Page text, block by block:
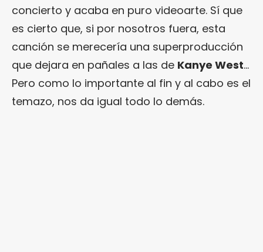
concierto y acaba en puro videoarte. Sí que
es cierto que, si por nosotros fuera, esta
canción se merecería una superproducción
que dejara en pañales a las de Kanye West…
Pero como lo importante al fin y al cabo es el
temazo, nos da igual todo lo demás.